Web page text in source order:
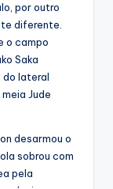
por outro
diferente.
o campo
Saka
do lateral
Jude
desarmou o
sobrou com
pela